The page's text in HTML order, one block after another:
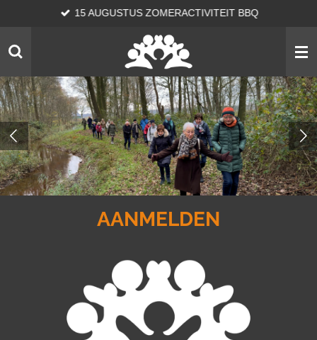
naar
hoofdinhoud
15 AUGUSTUS ZOMERACTIVITEIT BBQ
AANMELDEN